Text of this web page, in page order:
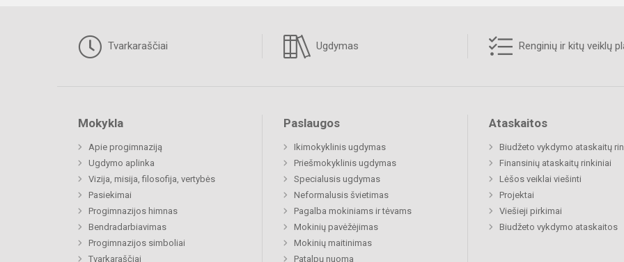
Tvarkaraščiai Ugdymas Renginių ir kitų veiklų
Mokykla
Apie progimnaziją
Ugdymo aplinka
Vizija, misija, filosofija, vertybės
Pasiekimai
Progimnazijos himnas
Bendradarbiavimas
Progimnazijos simboliai
Tvarkaraščiai
Paslaugos
Ikimokyklinis ugdymas
Priešmokyklinis ugdymas
Specialusis ugdymas
Neformalusis švietimas
Pagalba mokiniams ir tėvams
Mokinių pavėžėjimas
Mokinių maitinimas
Patalpų nuoma
Ataskaitos
Biudžeto vykdymo ataskaitų
Finansinių ataskaitų rinkiniai
Lėšos veiklai viešinti
Projektai
Viešieji pirkimai
Biudžeto vykdymo ataskaitos